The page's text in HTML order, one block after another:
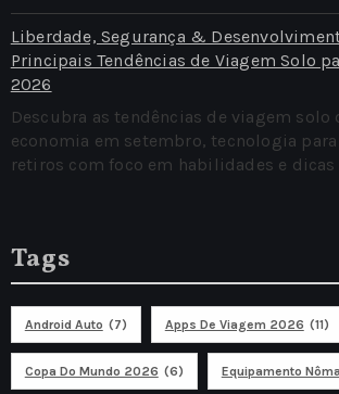
Liberdade, Segurança &
Principais Tendências de Viagem Solo
2026
Descubra as tendências de viagem solo
economia em setembro, tecnologia
retiros com foco em habilidades e dicas
Tags
Android Auto (7) Apps De Viagem 2026 (11)
Copa Do Mundo 2026 (6) Equipamento